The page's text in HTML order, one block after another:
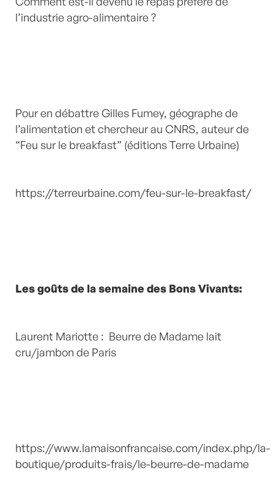
l’industrie agro-alimentaire ?
Pour en débattre Gilles Fumey, géographe de
l’alimentation et chercheur au CNRS, auteur de
“Feu sur le breakfast” (éditions Terre Urbaine)
https://terreurbaine.com/feu-sur-le-breakfast/
Les goûts de la semaine des Bons Vivants:
Laurent Mariotte : Beurre de Madame lait
cru/jambon de Paris
https://www.lamaisonfrancaise.com/index.php/la-
boutique/produits-frais/le-beurre-de-madame